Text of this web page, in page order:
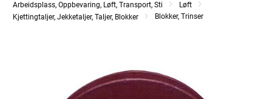
Arbeidsplass, Oppbevaring, Løft, Transport, Sti
Løft
Kjettingtaljer, Jekketaljer, Taljer, Blokker
Blokker, Trinser